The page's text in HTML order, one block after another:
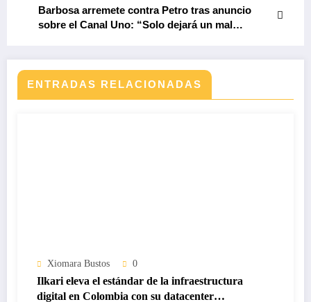
Barbosa arremete contra Petro tras anuncio
sobre el Canal Uno: “Solo dejará un mal
ENTRADAS RELACIONADAS
Xiomara Bustos 0
Ilkari eleva el estándar de la infraestructura
digital en Colombia con su datacenter